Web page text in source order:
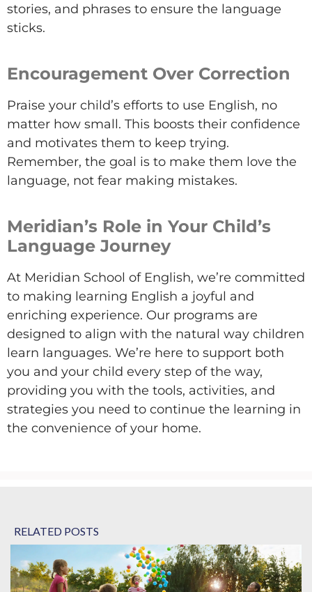
stories, and phrases to ensure the language
sticks.
Encouragement Over Correction
Praise your child’s efforts to use English, no
matter how small. This boosts their confidence
and motivates them to keep trying.
Remember, the goal is to make them love the
language, not fear making mistakes.
Meridian’s Role in Your Child’s
Language Journey
At Meridian School of English, we’re committed
to making learning English a joyful and
enriching experience. Our programs are
designed to align with the natural way children
learn languages. We’re here to support both
you and your child every step of the way,
providing you with the tools, activities, and
strategies you need to continue the learning in
the convenience of your home.
RELATED POSTS